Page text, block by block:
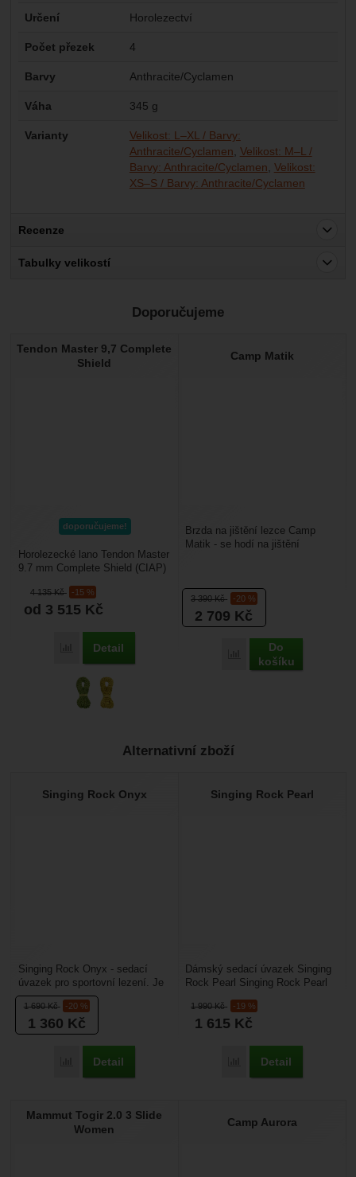
Určení Horolezectví
Počet přezek 4
Barvy Anthracite/Cyclamen
Váha 345 g
Varianty
Velikost: L–XL / Barvy:
Anthracite/Cyclamen Velikost: M–L /
Barvy: Anthracite/Cyclamen Velikost:
XS–S / Barvy: Anthracite/Cyclamen
Recenze
Nebyla přidána žádná recenze.
Tabulky velikostí
Doporučujeme
Tendon Master 9,7 Complete
Shield
doporučujeme!
4 135Kč -15 %
od 3 515 Kč
Porovnat
Detail
Horolezecké lano Tendon Master
9.7 mm Complete Shield (CIAP)
vlajkovou lodí českého...
Camp Matik
3 390Kč -20 %
2 709 Kč
Porovnat
Do
košíku
Brzda na jištění lezce Camp
Matik - se hodí na jištění
Alternativní zboží
Singing Rock Onyx
1 690Kč -20 %
1 360 Kč
Porovnat
Detail
Singing Rock Onyx - sedací
úvazek pro sportovní lezení. Je
konstruován s ohledem na
pohodlí, proto má...
Singing Rock Pearl
1 990Kč -19 %
1 615 Kč
Porovnat
Detail
Dámský sedací úvazek Singing
Rock Pearl Singing Rock Pearl
který se cítí...
Mammut Togir 2.0 3 Slide
Women
Camp Aurora